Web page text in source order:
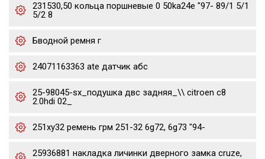
231530,50 кольца поршневые 0 50ka24e "97- 89/1 5/1
5/2 8
Бводной ремня г
24071163363 ate датчик абс
25-98045-sx_подушка двс задняя_\\ citroen c8
2.0hdi 02_
251xy32 ремень грм 251-32 6g72, 6g73 "94-
25936881 накладка личинки дверного замка cruze,